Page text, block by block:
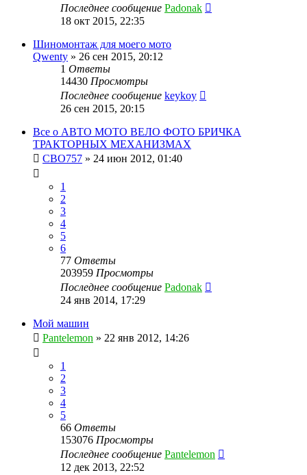
Последнее сообщение Padonak
18 окт 2015, 22:35
Шиномонтаж для моего мото
Qwenty » 26 сен 2015, 20:12
1 Ответы
14430 Просмотры
Последнее сообщение keykoy
26 сен 2015, 20:15
Все о АВТО МОТО ВЕЛО ФОТО БРИЧКА
ТРАКТОРНЫХ МЕХАНИЗМАХ
CBO757 » 24 июн 2012, 01:40
1
2
3
4
5
6
77 Ответы
203959 Просмотры
Последнее сообщение Padonak
24 янв 2014, 17:29
Мой машин
Pantelemon » 22 янв 2012, 14:26
1
2
3
4
5
66 Ответы
153076 Просмотры
Последнее сообщение Pantelemon
12 дек 2013, 22:52